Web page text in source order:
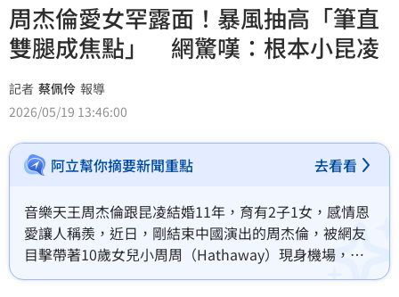
周杰倫愛女罕露面！暴風抽高「筆直
雙腿成焦點」 網驚嘆：根本小昆凌
記者 蔡佩伶 報導
2026/05/19 13:46:00
阿立幫你摘要新聞重點 去看看
音樂天王周杰倫跟昆凌結婚11年，育有2子1女，感情恩
愛讓人稱羨，近日，剛結束中國演出的周杰倫，被網友
目擊帶著10歲女兒小周周（Hathaway）現身機場，準
備陪妻一起到泰國錄節目，罕見露面的女兒也成了網友